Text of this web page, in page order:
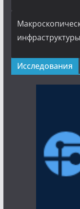
инфраструктуры
Исследования